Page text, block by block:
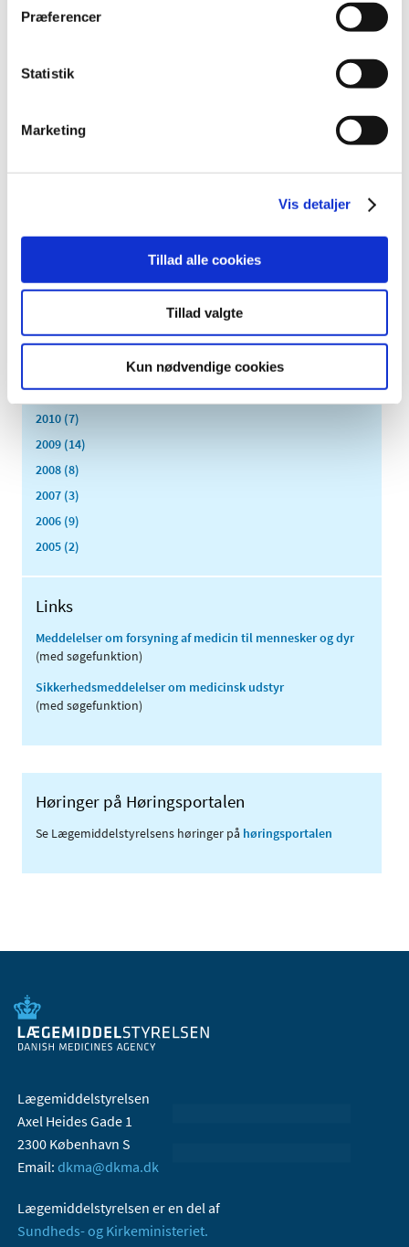
Præferencer
Statistik
Marketing
Vis detaljer
Tillad alle cookies
Tillad valgte
Kun nødvendige cookies
oktober (13)
august (12)
juni (15)
januar (17)
2015 (33)
2013 (49)
2011 (13)
2010 (7)
2009 (14)
2008 (8)
2007 (3)
2006 (9)
2005 (2)
Links
Meddelelser om forsyning af medicin til mennesker og dyr
(med søgefunktion)
Sikkerhedsmeddelelser om medicinsk udstyr
(med søgefunktion)
Høringer på Høringsportalen
Se Lægemiddelstyrelsens høringer på høringsportalen
Lægemiddelstyrelsen
Axel Heides Gade 1
2300 København S
Email: dkma@dkma.dk
Lægemiddelstyrelsen er en del af
Sundheds- og Kirkeministeriet.